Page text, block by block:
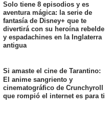
Solo tiene 8 episodios y es
aventura mágica: la serie de
fantasía de Disney+ que te
divertirá con su heroína rebelde
y espadachines en la Inglaterra
antigua
Si amaste el cine de Tarantino:
El anime sangriento y
cinematográfico de Crunchyroll
que rompió el internet es para ti